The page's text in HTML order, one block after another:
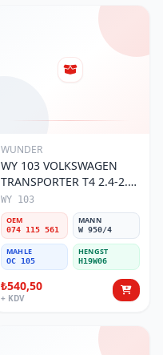
WUNDER
WY 103 VOLKSWAGEN
TRANSPORTER T4 2.4-2.5
MOTOR 074 115 561 Yağ
Filtresi
WY 103
OEM
074 115 561
MANN
W 950/4
MAHLE
OC 105
HENGST
H19W06
₺540,50
+ KDV